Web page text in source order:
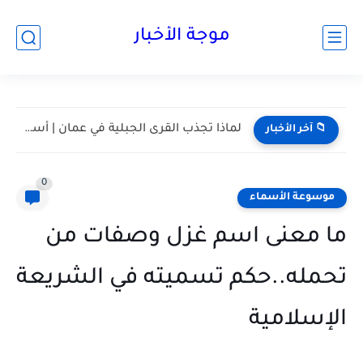
موجة الأخبار
📁 آخر الأخبار مسقط واحدة من أكثر المدن هدوءا في الخليج | أعرف...
موسوعة الأسماء
0
ما معنى اسم غزل وصفات من
تحمله..حكم تسميته في الشريعة
الإسلامية